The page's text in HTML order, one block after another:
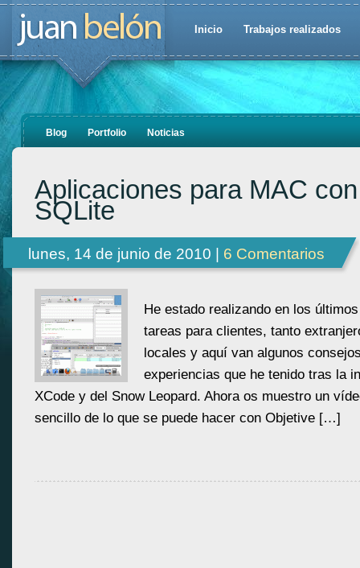
Inicio Trabajos realizados
Blog Portfolio Noticias
Aplicaciones para MAC
SQLite
lunes, 14 de junio de 2010 | 6 Comentarios
He estado realizando en los
tareas para clientes, tanto
locales y aquí van algunos
experiencias que he tenido tras la
XCode y del Snow Leopard. Ahora os muestro un
sencillo de lo que se puede hacer con Objetive […]